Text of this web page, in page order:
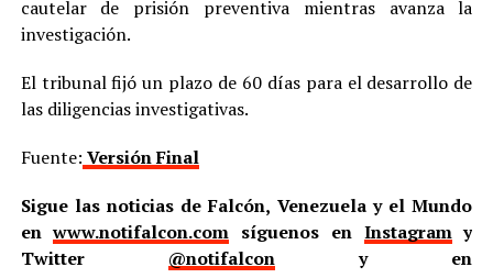
cautelar de prisión preventiva mientras avanza la
investigación.
El tribunal fijó un plazo de 60 días para el desarrollo de
las diligencias investigativas.
Fuente: Versión Final
Sigue las noticias de Falcón, Venezuela y el Mundo
enwww.notifalcon.com síguenos en Instagramy
Twitter @notifalcony en